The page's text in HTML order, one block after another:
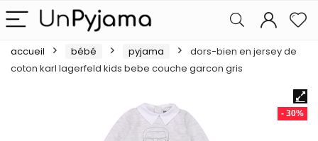
accueil bébé pyjama
dors-bien en jersey de
coton karl lagerfeld kids bebe couche garcon gris
- 30%